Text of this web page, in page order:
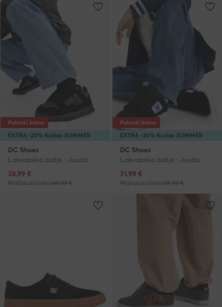
EXTRA -25% Kodas: SUMMER
Palanki kaina
DC Shoes
Laisvalaikio batai · Juoda
Dabartinė kaina
38,99 €
Mažiausia kaina44,99 €
EXTRA -25% Kodas: SUMMER
Palanki kaina
DC Shoes
Laisvalaikio batai · Juoda
Dabartinė kaina
31,99 €
Mažiausia kaina34,99 €